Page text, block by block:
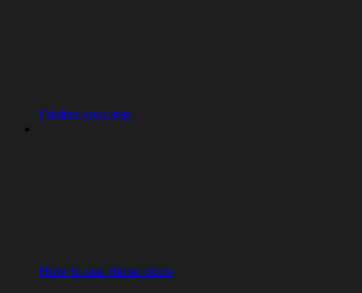
Publish your app
How to use these docs